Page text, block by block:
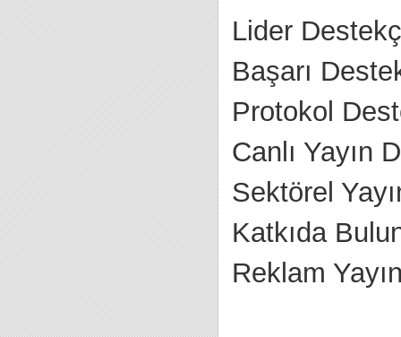
Lider
Başarı
Protokol
Canlı Yayın
Sektörel
Katkıda
Reklam